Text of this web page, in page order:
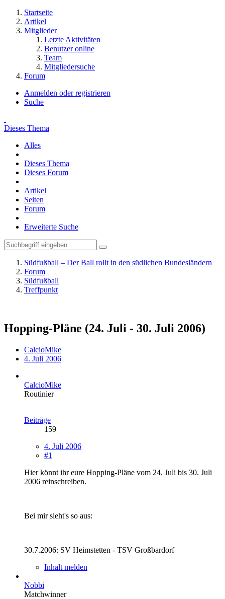
Startseite
Artikel
Mitglieder
Letzte Aktivitäten
Benutzer online
Team
Mitgliedersuche
Forum
Anmelden oder registrieren
Suche
Dieses Thema
Alles
Dieses Thema
Dieses Forum
Artikel
Seiten
Forum
Erweiterte Suche
Südfußball – Der Ball rollt in den südlichen Bundesländern
Forum
Südfußball
Treffpunkt
Hopping-Pläne (24. Juli - 30. Juli 2006)
CalcioMike
4. Juli 2006
CalcioMike
Routinier
Beiträge
159
4. Juli 2006
#1
Hier könnt ihr eure Hopping-Pläne vom 24. Juli bis 30. Juli
2006 reinschreiben.
Bei mir sieht's so aus:
30.7.2006: SV Heimstetten - TSV Großbardorf
Inhalt melden
Nobbi
Matchwinner